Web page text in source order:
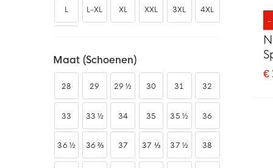
€
Vesten
152
Voetbalschoenen
1
L L-XL XL XXL 3XL 4XL
Maat (schoenen)
28 29 29 ½ 30 31 32
33 33 ½ 34 35 35 ½ 36
36 ½ 36 ⅔ 37 37 ⅓ 37 ½ 38